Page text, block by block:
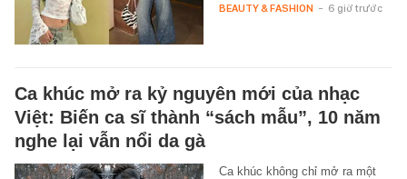
BEAUTY & FASHION - 6 giờ trước
Ca khúc mở ra kỷ nguyên mới của nhạc
Việt: Biến ca sĩ thành “sách mẫu”, 10 năm
nghe lại vẫn nổi da gà
Ca khúc không chỉ mở ra một